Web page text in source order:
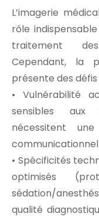
L’imagerie
rôle
traitement
Cependant, la
présente des défis
• Vulnérabilité
sensibles aux
nécessitent
• Spécificités
optimisés
sédation/
qualité